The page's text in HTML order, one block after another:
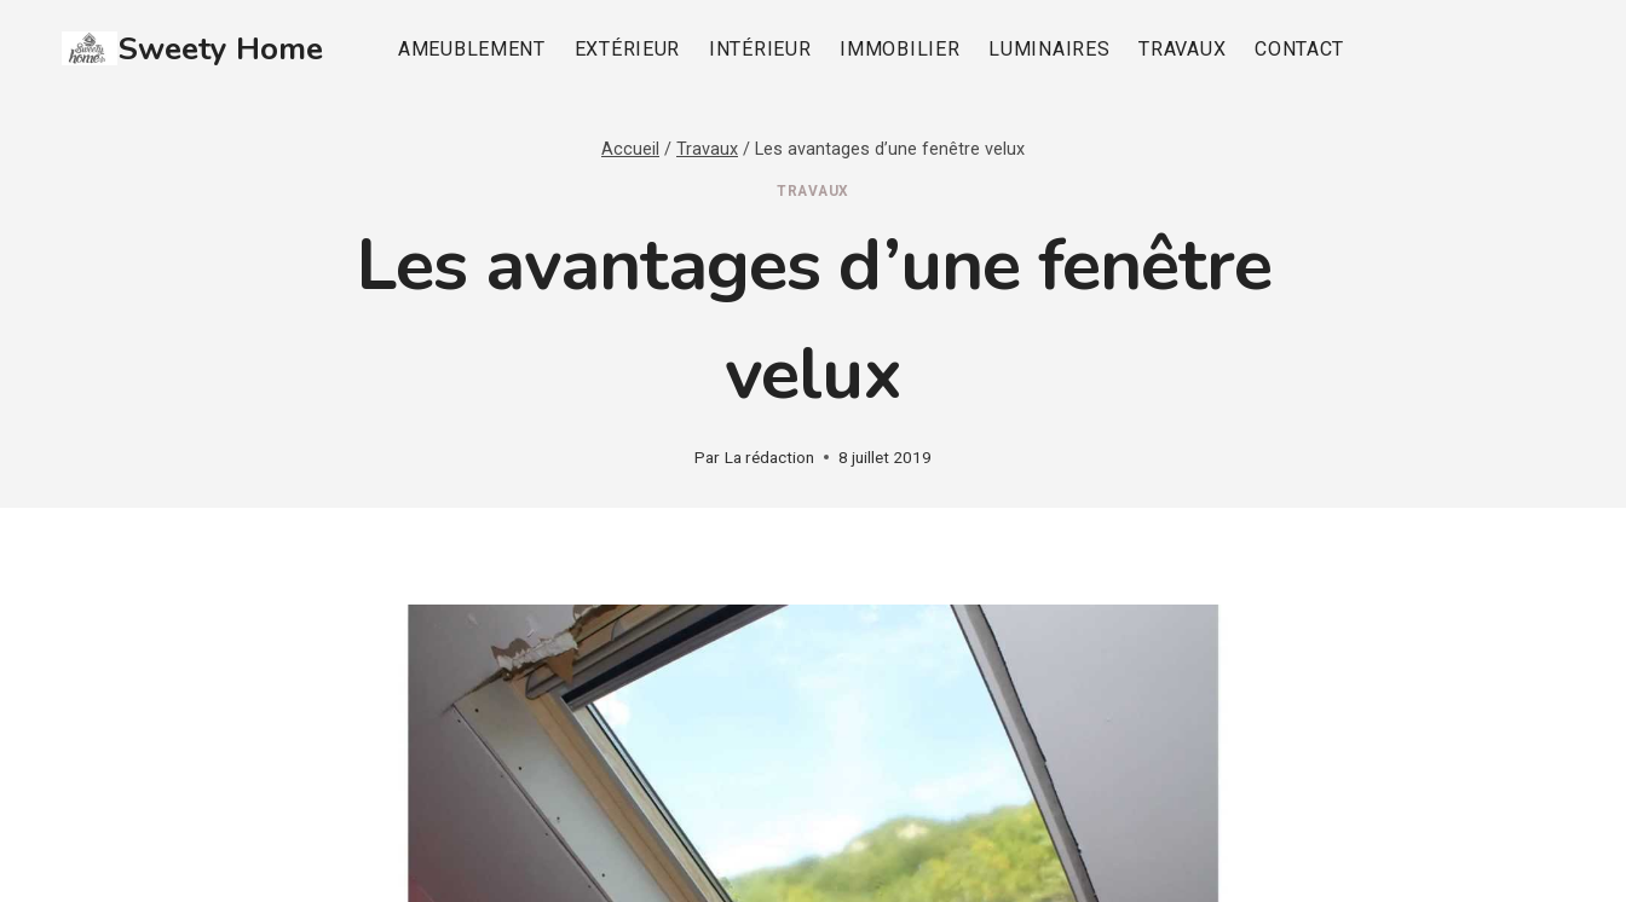
Sweety Home AMEUBLEMENT EXTÉRIEUR INTÉRIEUR IMMOBILIER LUMINAIRES TRAVAUX CONTACT
Accueil / Travaux / Les avantages d’une fenêtre velux
TRAVAUX
Les avantages d’une fenêtre
velux
Par La rédaction 8 juillet 2019